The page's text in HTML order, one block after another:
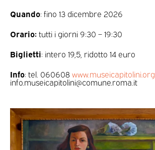
Quando: fino 13 dicembre 2026
Orario: tutti i giorni 9:30 – 19:30
Biglietti: intero 19,5, ridotto 14 euro
Info: tel. 060608www.museicapitolini.org
info.museicapitolini@comune.roma.it